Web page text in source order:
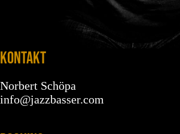
KONTAKT
Norbert Schöpa
info@jazzbasser.com